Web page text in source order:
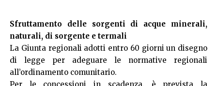
Sfruttamento delle sorgenti di acque minerali,
naturali, di sorgente e termali
La Giunta regionali adotti entro 60 giorni un disegno
di legge per adeguare le normative regionali
all’ordinamento comunitario.
Per le concessioni in scadenza, è prevista la